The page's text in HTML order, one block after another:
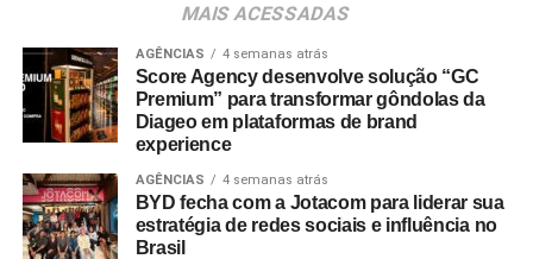
estratégicas que sustentem sua expansão no Brasil e no
exterior”, completa.
MAIS ACESSADAS
AGÊNCIAS 4 semanas atrás
Score Agency desenvolve solução “GC
Premium” para transformar gôndolas da
Diageo em plataformas de brand
experience
AGÊNCIAS 4 semanas atrás
BYD fecha com a Jotacom para liderar sua
estratégia de redes sociais e influência no
Brasil